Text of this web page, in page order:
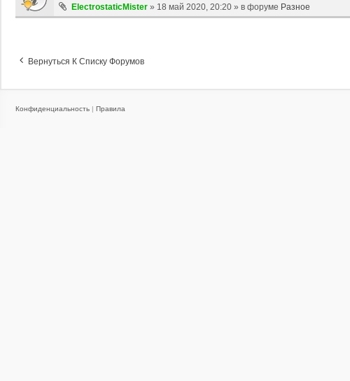
ElectrostaticMister » 18 май 2020, 20:20 » в форуме Разное
Вернуться К Списку Форумов
Конфиденциальность | Правила